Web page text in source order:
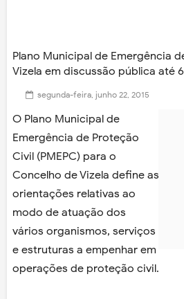
Plano Municipal de Emergência
Vizela em discussão pública até
segunda-feira, junho 22, 2015
O Plano Municipal de
Emergência de Proteção
Civil (PMEPC) para o
Concelho de Vizela define as
orientações relativas ao
modo de atuação dos
vários organismos, serviços
e estruturas a empenhar em
operações de proteção civil.